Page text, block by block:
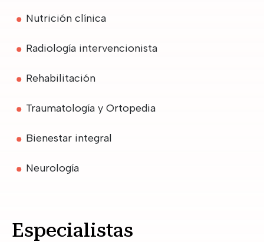
Nutrición clínica
Radiología intervencionista
Rehabilitación
Traumatología y Ortopedia
Bienestar integral
Neurología
Especialistas